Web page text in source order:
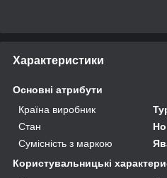
Характеристики
Основні атрибути
Країна виробник
Стан
Сумісність з маркою
Користувальницькі